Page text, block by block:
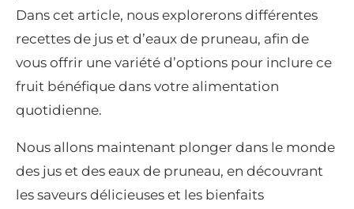
Dans cet article, nous explorerons différentes
recettes de jus et d’eaux de pruneau, afin de
vous offrir une variété d’options pour inclure ce
fruit bénéfique dans votre alimentation
quotidienne.
Nous allons maintenant plonger dans le monde
des jus et des eaux de pruneau, en découvrant
les saveurs délicieuses et les bienfaits